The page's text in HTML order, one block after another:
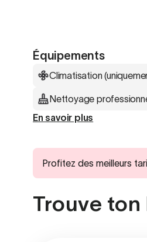
Équipements
Climatisation
Nettoyage
En savoir plus
Profitez des meilleurs
Trouve